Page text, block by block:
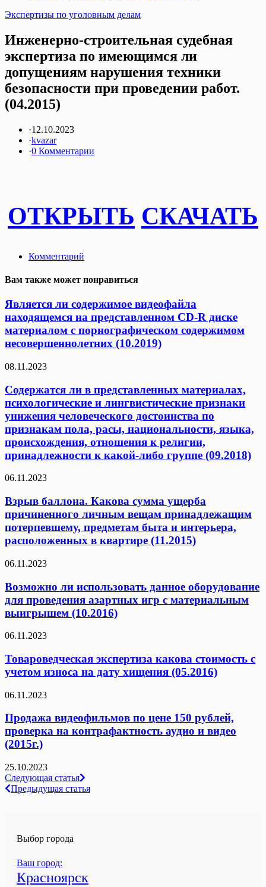
Экспертизы по уголовным делам
Инженерно-строительная судебная
экспертиза по имеющимся ли
допущениям нарушения техники
безопасности при проведении работ.
(04.2015)
·12.10.2023
·kvazar
·0 Комментарии
ОТКРЫТЬ СКАЧАТЬ
Комментарий
Вам также может понравиться
Является ли содержимое видеофайла
находящемся на представленном CD-R диске
материалом с порнографическом содержимом
несовершеннолетних (10.2019)
08.11.2023
Содержатся ли в представленных материалах,
психологические и лингвистические признаки
унижения человеческого достоинства по
признакам пола, расы, национальности, языка,
происхождения, отношения к религии,
принадлежности к какой-либо группе (09.2018)
06.11.2023
Взрыв баллона. Какова сумма ущерба
причиненного личным вещам принадлежащим
потерпевшему, предметам быта и интерьера,
расположенных в квартире (11.2015)
06.11.2023
Возможно ли использовать данное оборудование
для проведения азартных игр с материальным
выигрышем (10.2016)
06.11.2023
Товароведческая экспертиза какова стоимость с
учетом износа на дату хищения (05.2016)
06.11.2023
Продажа видеофильмов по цене 150 рублей,
проверка на контрафактность аудио и видео
(2015г.)
25.10.2023
Навигация
по
Следующая статья
Предыдущая статья
Выбор города
Ваш город:
Красноярск